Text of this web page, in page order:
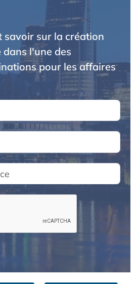
savoir sur la création
l'une des
pour les affaires